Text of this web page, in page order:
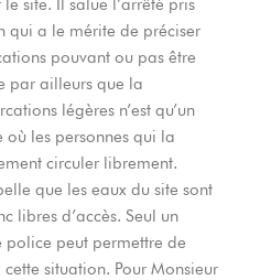
site. Il salue l’arrêté pris
a le mérite de préciser
pouvant ou pas être
par ailleurs que la
légères n’est qu’un
les personnes qui la
circuler librement.
que les eaux du site sont
libres d’accès. Seul un
peut permettre de
situation. Pour Monsieur